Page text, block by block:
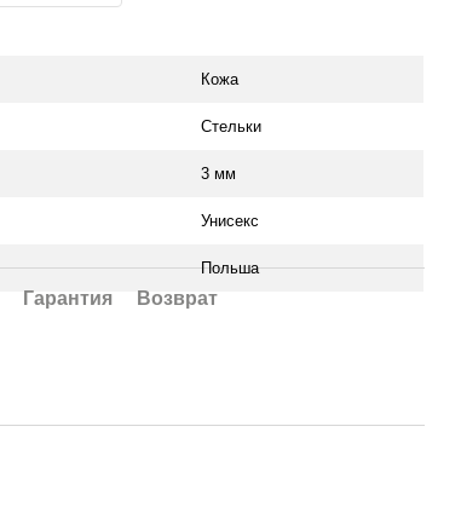
Кожа
Стельки
3 мм
Унисекс
Польша
Гарантия Возврат